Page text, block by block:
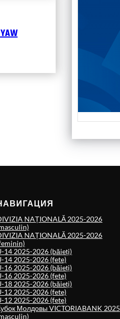
NAȚIONALĂ 2025-2026
NAȚIONALĂ 2025-2026
14 2025-2026 (băieți)
14 2025-2026 (fete)
16 2025-2026 (băieți)
16 2025-2026 (fete)
18 2025-2026 (băieți)
12 2025-2026 (fete)
12 2025-2026 (fete)
Молдовы VICTORIABANK 2025